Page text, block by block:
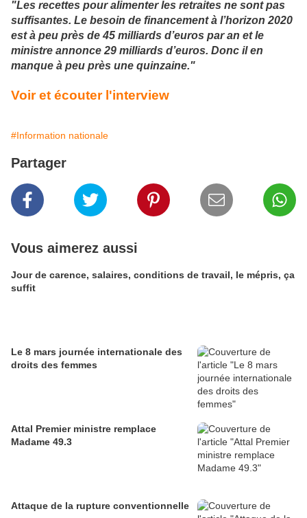
"Les recettes pour alimenter les retraites ne sont pas
suffisantes. Le besoin de financement à l’horizon 2020
est à peu près de 45 milliards d’euros par an et le
ministre annonce 29 milliards d’euros. Donc il en
manque à peu près une quinzaine."
Voir et écouter l'interview
#Information nationale
Partager
Vous aimerez aussi
Jour de carence, salaires, conditions de travail, le mépris, ça
suffit
Le 8 mars journée internationale des
droits des femmes
Attal Premier ministre remplace
Madame 49.3
Attaque de la rupture conventionnelle